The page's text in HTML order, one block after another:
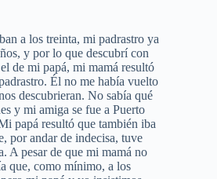
a los treinta, mi padrastro ya
y por lo que descubrí con
de mi papá, mi mamá resultó
Él no me había vuelto
descubrieran. No sabía qué
y mi amiga se fue a Puerto
papá resultó que también iba
por andar de indecisa, tuve
A pesar de que mi mamá no
que, como mínimo, a los